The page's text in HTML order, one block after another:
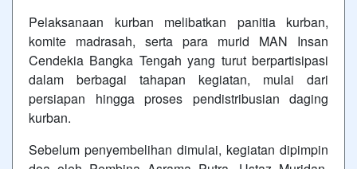
Pelaksanaan kurban melibatkan panitia kurban,
komite madrasah, serta para murid MAN Insan
Cendekia Bangka Tengah yang turut berpartisipasi
dalam berbagai tahapan kegiatan, mulai dari
persiapan hingga proses pendistribusian daging
kurban.
Sebelum penyembelihan dimulai, kegiatan dipimpin